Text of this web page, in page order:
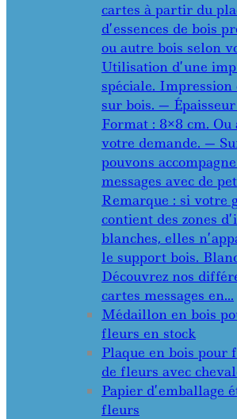
cartes à partir du
d’essences de bois
ou autre bois selon
Utilisation d’une
spéciale.
sur bois. —
Format : 8×8 cm.
votre demande. —
pouvons
messages avec de
Remarque : si votre
contient des zones
blanches, elles
le support bois.
Découvrez nos
cartes messages en…
Médaillon en bois
fleurs en stock
Plaque en bois pour
de fleurs avec
Papier d’emballage
fleurs